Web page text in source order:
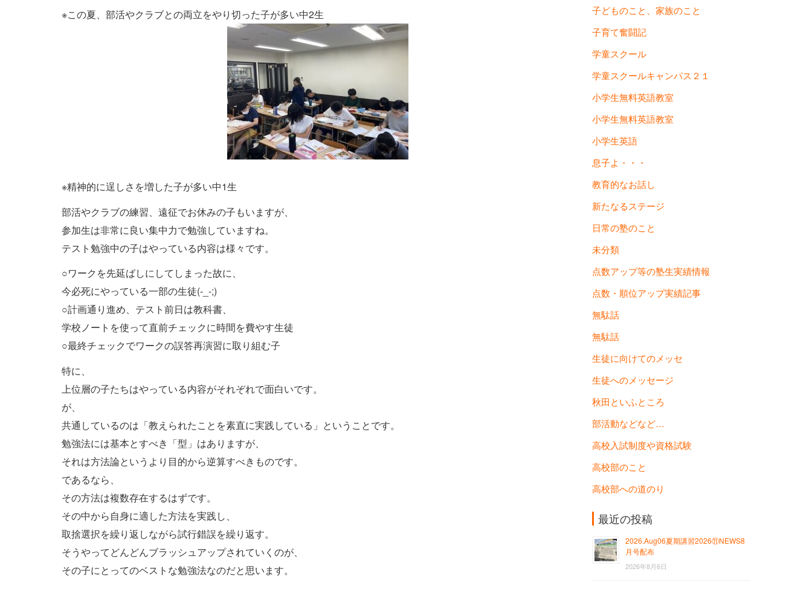
※この夏、部活やクラブとの両立をやり切った子が多い中2生
※精神的に逞しさを増した子が多い中1生
部活やクラブの練習、遠征でお休みの子もいますが、
参加生は非常に良い集中力で勉強していますね。
テスト勉強中の子はやっている内容は様々です。
○ワークを先延ばしにしてしまった故に、
今必死にやっている一部の生徒(-_-;)
○計画通り進め、テスト前日は教科書、
学校ノートを使って直前チェックに時間を費やす生徒
○最終チェックでワークの誤答再演習に取り組む子
特に、
上位層の子たちはやっている内容がそれぞれで面白いです。
が、
共通しているのは「教えられたことを素直に実践している」ということです。
勉強法には基本とすべき「型」はありますが、
それは方法論というより目的から逆算すべきものです。
であるなら、
その方法は複数存在するはずです。
その中から自身に適した方法を実践し、
取捨選択を繰り返しながら試行錯誤を繰り返す。
そうやってどんどんブラッシュアップされていくのが、
その子にとってのベストな勉強法なのだと思います。
子どものこと、家族のこと
子育て奮闘記
学童スクール
学童スクールキャンパス２１
小学生無料英語教室
小学生無料英語教室
小学生英語
息子よ・・・
教育的なお話し
新たなるステージ
日常の塾のこと
未分類
点数アップ等の塾生実績情報
点数・順位アップ実績記事
無駄話
無駄話
生徒に向けてのメッセ
生徒へのメッセージ
秋田といふところ
部活動などなど…
高校入試制度や資格試験
高校部のこと
高校部への道のり
最近の投稿
2026.Aug06夏期講習2026⑪NEWS8
月号配布
2026年8月6日